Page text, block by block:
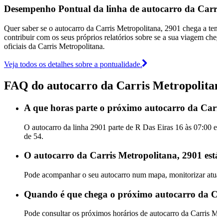
Desempenho Pontual da linha de autocarro da
Quer saber se o autocarro da Carris Metropolitana, 2901 chega a
contribuir com os seus próprios relatórios sobre se a sua viagem
oficiais da Carris Metropolitana.
Veja todos os detalhes sobre a pontualidade.
FAQ do autocarro da Carris
A que horas parte o próximo autocarro da
O autocarro da linha 2901 parte de R Das Eiras 16 às
de 54.
O autocarro da Carris Metropolitana, 2901
Pode acompanhar o seu autocarro num mapa, monitorizar
Quando é que chega o próximo autocarro da
Pode consultar os próximos horários de autocarro da Carris